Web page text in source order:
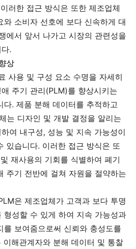
러한 접근 방식은 또한 제조업체
와 소비자 선호에 보다 신속하게 대
에서 앞서 나가고 시장의 관련성을
.
상
사용 및 구성 요소 수명을 자세히
주기 관리(PLM)를 향상시키는
다. 제품 분해 데이터를 추적하고
는 디자인 및 개발 결정을 알리는
여 내구성, 성능 및 지속 가능성이
있습니다. 이러한 접근 방식은 또
재사용의 기회를 식별하여 폐기
주기 전반에 걸쳐 자원을 절약하는
은 제조업체가 고객과 보다 투명
형성할 수 있게 하여 지속 가능성과
를 보여줌으로써 신뢰와 충성도를
이해관계자와 분해 데이터 및 통찰